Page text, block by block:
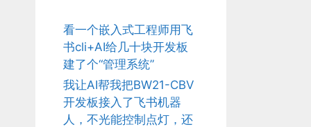
看一个嵌入式工程师用飞
书cli+AI给几十块开发板
建了个“管理系统”
我让AI帮我把BW21-CBV
开发板接入了飞书机器
人，不光能控制点灯，还